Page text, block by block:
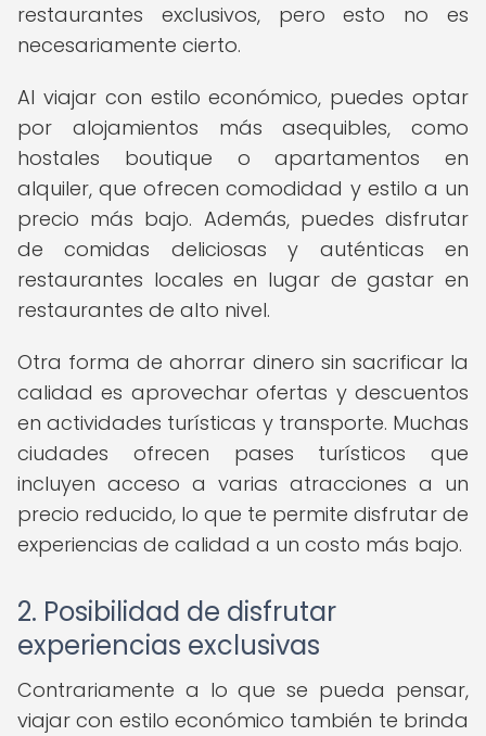
restaurantes exclusivos, pero esto no es
necesariamente cierto.
Al viajar con estilo económico, puedes optar
por alojamientos más asequibles, como
hostales boutique o apartamentos en
alquiler, que ofrecen comodidad y estilo a un
precio más bajo. Además, puedes disfrutar
de comidas deliciosas y auténticas en
restaurantes locales en lugar de gastar en
restaurantes de alto nivel.
Otra forma de ahorrar dinero sin sacrificar la
calidad es aprovechar ofertas y descuentos
en actividades turísticas y transporte. Muchas
ciudades ofrecen pases turísticos que
incluyen acceso a varias atracciones a un
precio reducido, lo que te permite disfrutar de
experiencias de calidad a un costo más bajo.
2. Posibilidad de disfrutar
experiencias exclusivas
Contrariamente a lo que se pueda pensar,
viajar con estilo económico también te brinda